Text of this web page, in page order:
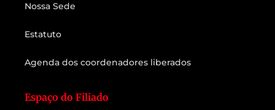
Nossa Sede
Estatuto
Agenda dos coordenadores liberados
Espaço do Filiado